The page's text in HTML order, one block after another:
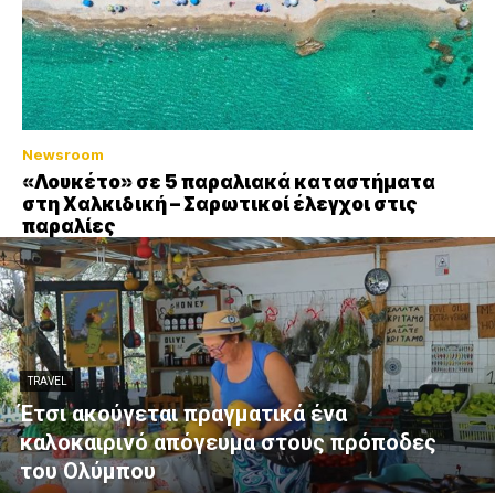
Newsroom
«Λουκέτο» σε 5 παραλιακά καταστήματα
στη Χαλκιδική – Σαρωτικοί έλεγχοι στις
παραλίες
TRAVEL
Έτσι ακούγεται πραγματικά ένα
καλοκαιρινό απόγευμα στους πρόποδες
του Ολύμπου